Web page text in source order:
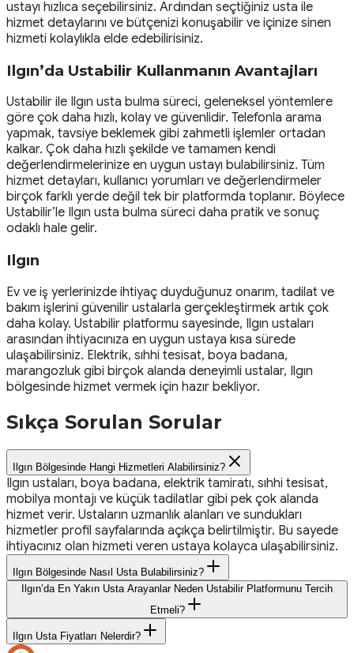
ustayı hızlıca seçebilirsiniz. Ardından seçtiğiniz usta ile
hizmet detaylarını ve bütçenizi konuşabilir ve içinize sinen
hizmeti kolaylıkla elde edebilirisiniz.
Ilgın’da Ustabilir Kullanmanın Avantajları
Ustabilir ile Ilgın usta bulma süreci, geleneksel yöntemlere
göre çok daha hızlı, kolay ve güvenlidir. Telefonla arama
yapmak, tavsiye beklemek gibi zahmetli işlemler ortadan
kalkar. Çok daha hızlı şekilde ve tamamen kendi
değerlendirmelerinize en uygun ustayı bulabilirsiniz. Tüm
hizmet detayları, kullanıcı yorumları ve değerlendirmeler
birçok farklı yerde değil tek bir platformda toplanır. Böylece
Ustabilir’le Ilgın usta bulma süreci daha pratik ve sonuç
odaklı hale gelir.
Ilgın
Ev ve iş yerlerinizde ihtiyaç duyduğunuz onarım, tadilat ve
bakım işlerini güvenilir ustalarla gerçekleştirmek artık çok
daha kolay. Ustabilir platformu sayesinde, Ilgın ustaları
arasından ihtiyacınıza en uygun ustaya kısa sürede
ulaşabilirsiniz. Elektrik, sıhhi tesisat, boya badana,
marangozluk gibi birçok alanda deneyimli ustalar, Ilgın
bölgesinde hizmet vermek için hazır bekliyor.
Sıkça Sorulan Sorular
Ilgın Bölgesinde Hangi Hizmetleri Alabilirsiniz?
Ilgın ustaları, boya badana, elektrik tamiratı, sıhhi tesisat,
mobilya montajı ve küçük tadilatlar gibi pek çok alanda
hizmet verir. Ustaların uzmanlık alanları ve sundukları
hizmetler profil sayfalarında açıkça belirtilmiştir. Bu sayede
ihtiyacınız olan hizmeti veren ustaya kolayca ulaşabilirsiniz.
Ilgın Bölgesinde Nasıl Usta Bulabilirsiniz?
Ilgın’da En Yakın Usta Arayanlar Neden Ustabilir Platformunu Tercih
Etmeli?
Ilgın Usta Fiyatları Nelerdir?